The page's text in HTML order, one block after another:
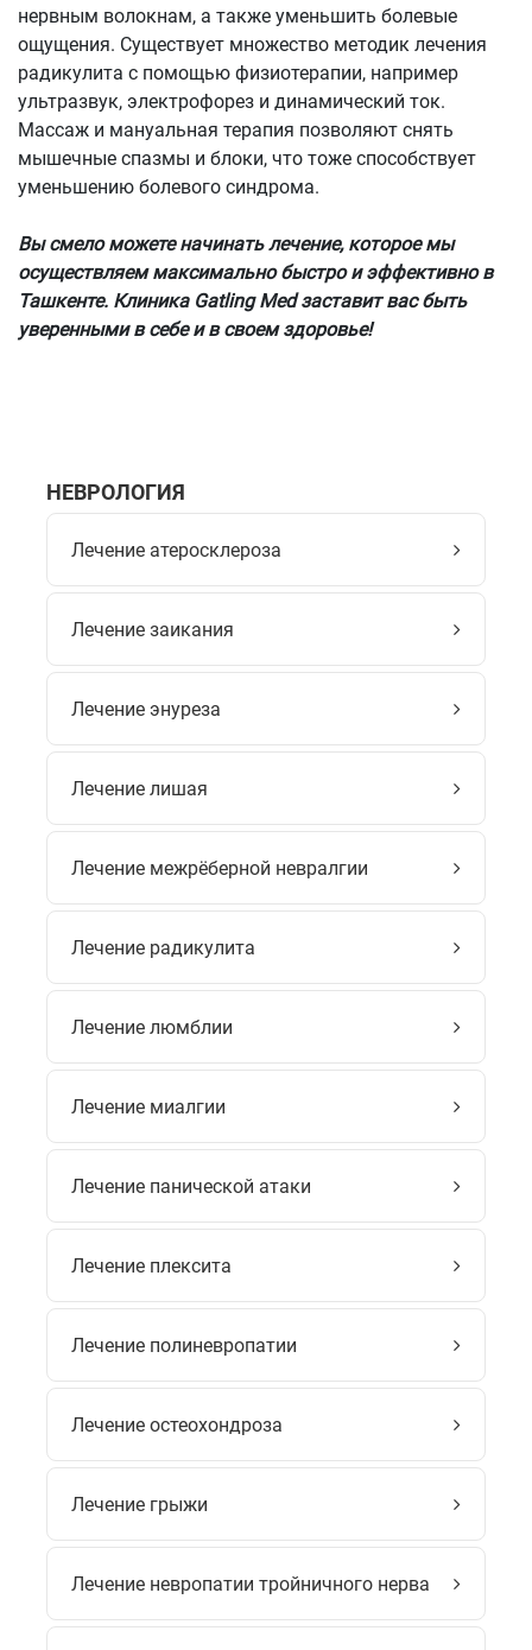
нервным волокнам, а также уменьшить болевые
ощущения. Существует множество методик лечения
радикулита с помощью физиотерапии, например
ультразвук, электрофорез и динамический ток.
Массаж и мануальная терапия позволяют снять
мышечные спазмы и блоки, что тоже способствует
уменьшению болевого синдрома.
Вы смело можете начинать лечение, которое мы
осуществляем максимально быстро и эффективно в
Ташкенте. Клиника Gatling Med заставит вас быть
уверенными в себе и в своем здоровье!
НЕВРОЛОГИЯ
Лечение атеросклероза
Лечение заикания
Лечение энуреза
Лечение лишая
Лечение межрёберной невралгии
Лечение радикулита
Лечение люмблии
Лечение миалгии
Лечение панической атаки
Лечение плексита
Лечение полиневропатии
Лечение остеохондроза
Лечение грыжи
Лечение невропатии тройничного нерва